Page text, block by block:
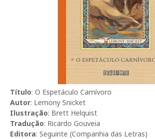
Título: O Espetáculo Carnívoro
Autor: Lemony Snicket
Ilustração: Brett Helquist
Tradução: Ricardo Gouveia
Editora: Seguinte (Companhia das Letras)